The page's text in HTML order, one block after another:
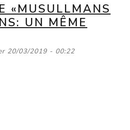
«MUSULLMANS
UN MÊME
20/03/2019 - 00:22